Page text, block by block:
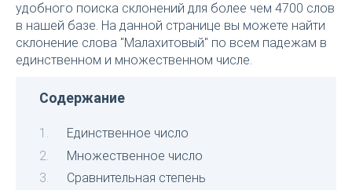
удобного поиска склонений для более чем 4700 слов
в нашей базе. На данной странице вы можете найти
склонение слова "Малахитовый" по всем падежам в
единственном и множественном числе.
Содержание
Единственное число
Множественное число
Сравнительная степень